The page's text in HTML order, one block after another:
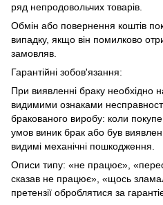
ряд непродовольчих товарів.
Обмін або повернення коштів
випадку, якщо він помилково
замовляв.
Гарантійні зобов'язання:
При виявленні браку необхідно
видимими ознаками
бракованого виробу: коли
умов виник брак або був
видимі механічні пошкодження.
Описи типу: «не працює»,
сказав не працює», «щось
претензії оброблятися за